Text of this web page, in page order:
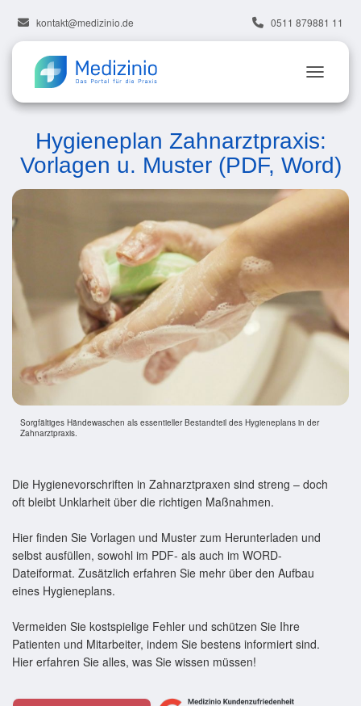
kontakt@medizinio.de 0511 879881 11
Hygieneplan Zahnarztpraxis:
Vorlagen u. Muster (PDF, Word)
Die Hygienevorschriften in Zahnarztpraxen sind streng – doch
oft bleibt Unklarheit über die richtigen Maßnahmen.
Hier finden Sie Vorlagen und Muster zum Herunterladen und
selbst ausfüllen, sowohl im PDF- als auch im WORD-
Dateiformat. Zusätzlich erfahren Sie mehr über den Aufbau
eines Hygieneplans.
Vermeiden Sie kostspielige Fehler und schützen Sie Ihre
Patienten und Mitarbeiter, indem Sie bestens informiert sind.
Hier erfahren Sie alles, was Sie wissen müssen!
Sorgfältiges Händewaschen als essentieller Bestandteil des Hygieneplans in der
Zahnarztpraxis.